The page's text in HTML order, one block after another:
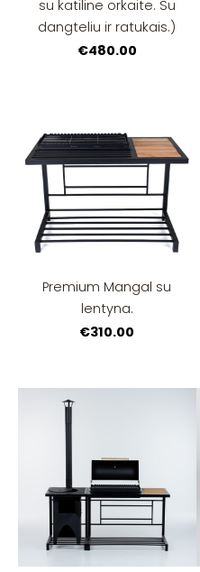
su katiline orkaite. Su
dangteliu ir ratukais.)
€480.00
Premium Mangal su
lentyna.
€310.00